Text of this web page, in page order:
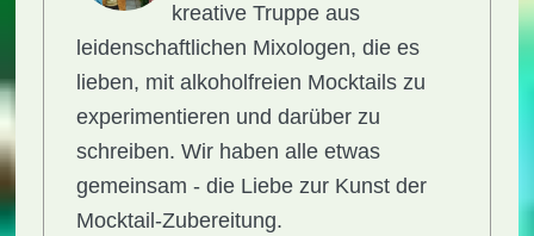
kreative Truppe aus
leidenschaftlichen Mixologen, die es
lieben, mit alkoholfreien Mocktails zu
experimentieren und darüber zu
schreiben. Wir haben alle etwas
gemeinsam - die Liebe zur Kunst der
Mocktail-Zubereitung.